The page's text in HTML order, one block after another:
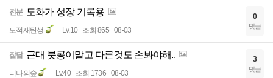
전분 도화가 성장 기록용
도적재탄생 Lv.10 조회 865 08-03
0
댓글
잡담 근대 붓콩이말고 다른것도 손봐야해..
티나의숲 Lv.40 조회 1736 08-03
3
댓글